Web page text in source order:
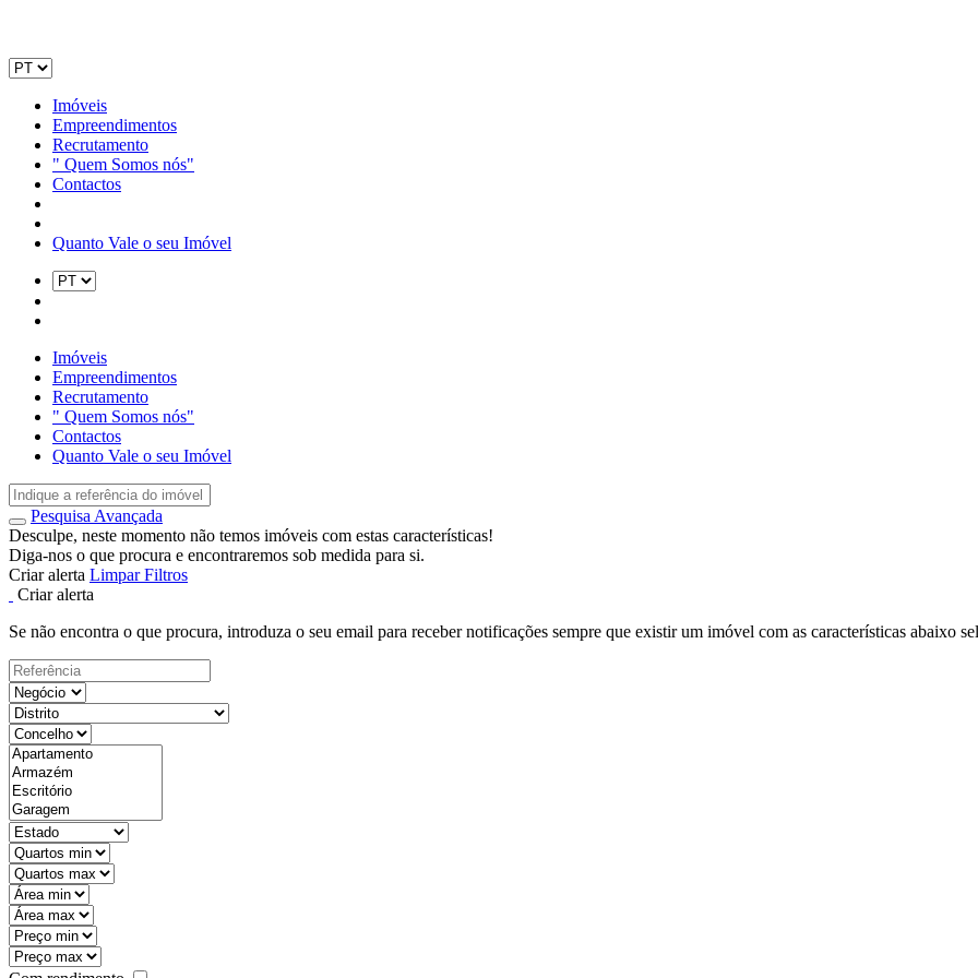
Imóveis
Empreendimentos
Recrutamento
" Quem Somos nós"
Contactos
Quanto Vale o seu Imóvel
Imóveis
Empreendimentos
Recrutamento
" Quem Somos nós"
Contactos
Quanto Vale o seu Imóvel
Pesquisa Avançada
Desculpe, neste momento não temos imóveis com estas características!
Diga-nos o que procura e encontraremos sob medida para si.
Criar alerta Limpar Filtros
Criar alerta
Se não encontra o que procura, introduza o seu email para receber notificações sempre que existir um imóvel com as características abaixo